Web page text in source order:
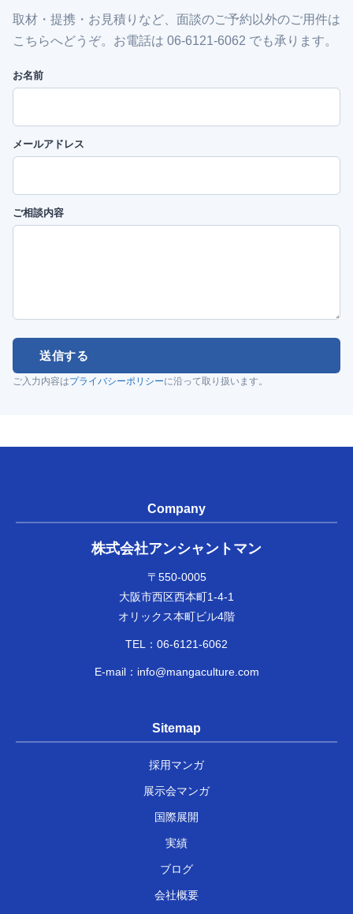
取材・提携・お見積りなど、面談のご予約以外のご用件は
こちらへどうぞ。お電話は 06-6121-6062 でも承ります。
お名前
メールアドレス
ご相談内容
送信する
ご入力内容はプライバシーポリシーに沿って取り扱います。
Company
株式会社アンシャントマン
〒550-0005
大阪市西区西本町1-4-1
オリックス本町ビル4階
TEL： 06-6121-6062
E-mail： info@mangaculture.com
Sitemap
採用マンガ
展示会マンガ
国際展開
実績
ブログ
会社概要